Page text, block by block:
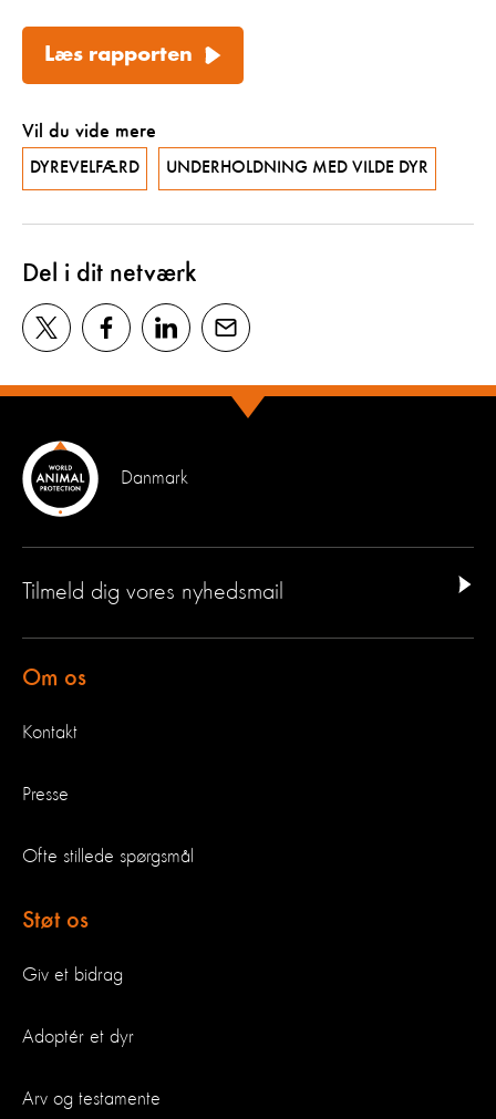
Læs rapporten
Vil du vide mere
DYREVELFÆRD UNDERHOLDNING MED VILDE DYR
Del i dit netværk
Danmark
Tilmeld dig vores nyhedsmail
Om os
Kontakt
Presse
Ofte stillede spørgsmål
Støt os
Giv et bidrag
Adoptér et dyr
Arv og testamente